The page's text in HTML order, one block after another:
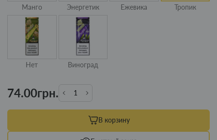
Манго Энергетик Ежевика Тропик
Нет Виноград
74.00грн.
В корзину